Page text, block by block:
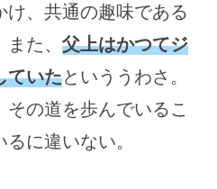
、共通の趣味である
た、 父上はかつてジ
ていたといううわさ。
の道を歩んでいるこ
に違いない。